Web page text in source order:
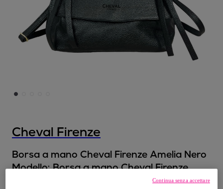
Cheval Firenze
Borsa a mano Cheval Firenze Amelia Nero
Modello: Borsa a mano Cheval Firenze
Continua senza accettare